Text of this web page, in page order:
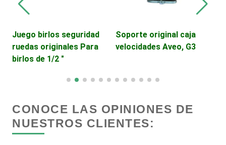
Edecanes
Electricidad y Plomería
Juego birlos seguridad
ruedas originales Para
birlos de 1/2 "
Soporte original caja
velocidades Aveo, G3
CONOCE LAS OPINIONES DE
NUESTROS CLIENTES: